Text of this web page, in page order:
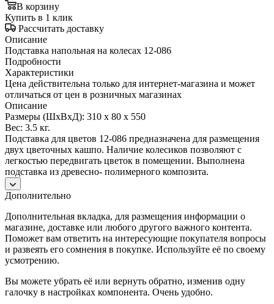
В корзину
Купить в 1 клик
Рассчитать доставку
Описание
Подставка напольная на колесах 12-086
Подробности
Характеристики
Цена действительна только для интернет-магазина и может
отличаться от цен в розничных магазинах
Описание
Размеры (ШхВхД): 310 x 80 x 550
Вес: 3.5 кг.
Подставка для цветов 12-086 предназначена для размещения
двух цветочных кашпо. Наличие колесиков позволяют с
легкостью передвигать цветок в помещении. Выполнена
подставка из древесно- полимерного композита.
Дополнительно
Дополнительная вкладка, для размещения информации о
магазине, доставке или любого другого важного контента.
Поможет вам ответить на интересующие покупателя вопросы
и развеять его сомнения в покупке. Используйте её по своему
усмотрению.
Вы можете убрать её или вернуть обратно, изменив одну
галочку в настройках компонента. Очень удобно.